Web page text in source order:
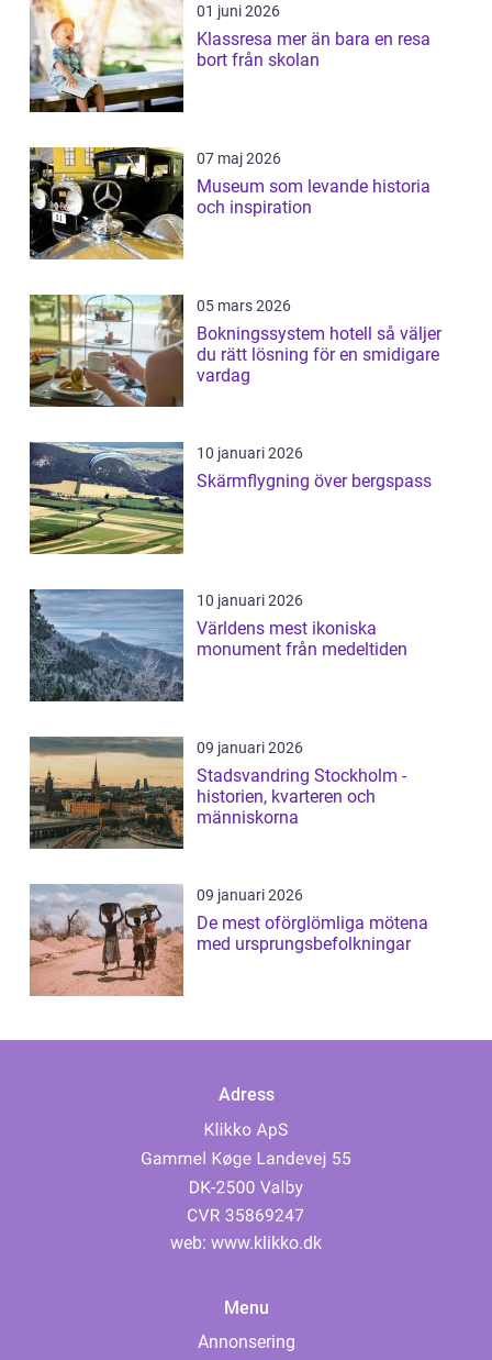
01 juni 2026
Klassresa mer än bara en resa
bort från skolan
07 maj 2026
Museum som levande historia
och inspiration
05 mars 2026
Bokningssystem hotell så väljer
du rätt lösning för en smidigare
vardag
10 januari 2026
Skärmflygning över bergspass
10 januari 2026
Världens mest ikoniska
monument från medeltiden
09 januari 2026
Stadsvandring Stockholm -
historien, kvarteren och
människorna
09 januari 2026
De mest oförglömliga mötena
med ursprungsbefolkningar
Adress
web: www.klikko.dk
Menu
Annonsering